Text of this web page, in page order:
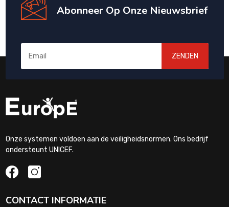
Abonneer Op Onze Nieuwsbrief
ZENDEN
Onze systemen voldoen aan de veiligheidsnormen. Ons bedrijf
ondersteunt UNICEF.
CONTACT INFORMATIE